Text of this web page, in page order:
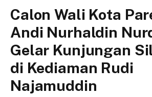
Calon Wali Kota
Andi Nurhaldin
Gelar Kunjungan
di Kediaman Rudi
Najamuddin